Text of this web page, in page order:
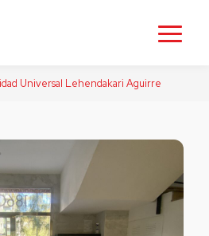
Universal Lehendakari Aguirre